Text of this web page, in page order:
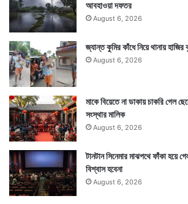
আবহাওয়া দফতর
August 6, 2026
জ্যান্ত কুমির কাঁধে নিয়ে থানায়
August 6, 2026
মাকে বিয়েতে না ডাকায় চাকরি গেল
সংস্থার মালিক
August 6, 2026
টানটান সিনেমার মাঝপথে ফাঁকা হয়ে
বিশ্বাস হবেনা
August 6, 2026